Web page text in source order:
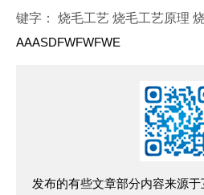
键字： 烧毛工艺 烧毛工艺原理
AAASDFWFWFWE
发布的有些文章部分内容来源